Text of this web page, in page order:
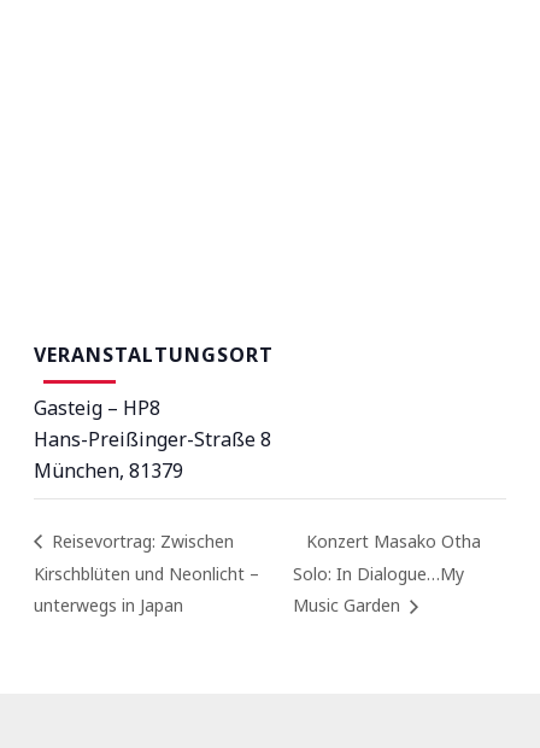
VERANSTALTUNGSORT
Gasteig – HP8
Hans-Preißinger-Straße 8
München, 81379
Reisevortrag: Zwischen
Kirschblüten und Neonlicht –
unterwegs in Japan
Konzert Masako Otha
Solo: In Dialogue…My
Music Garden